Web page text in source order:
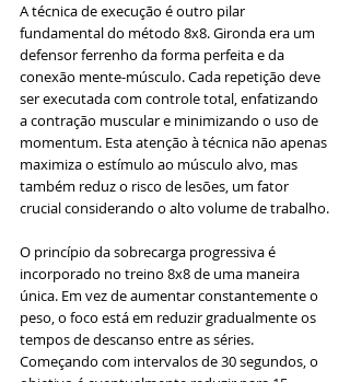
A técnica de execução é outro pilar
fundamental do método 8x8. Gironda era um
defensor ferrenho da forma perfeita e da
conexão mente-músculo. Cada repetição deve
ser executada com controle total, enfatizando
a contração muscular e minimizando o uso de
momentum. Esta atenção à técnica não apenas
maximiza o estímulo ao músculo alvo, mas
também reduz o risco de lesões, um fator
crucial considerando o alto volume de trabalho.
O princípio da sobrecarga progressiva é
incorporado no treino 8x8 de uma maneira
única. Em vez de aumentar constantemente o
peso, o foco está em reduzir gradualmente os
tempos de descanso entre as séries.
Começando com intervalos de 30 segundos, o